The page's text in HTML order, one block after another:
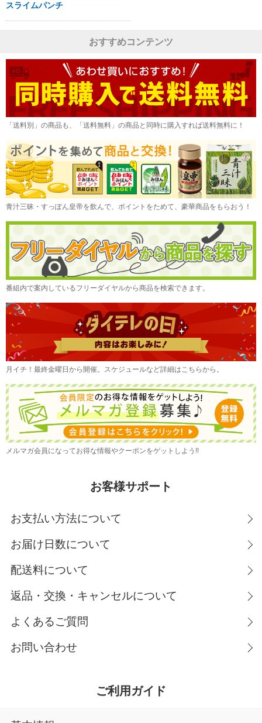
スライムパンチ
おすすめコンテンツ
「送料別」の商品も、「送料無料」の商品と同時に購入すれば送料無料に！
青汁三昧・すっぽん皇帝を飲んで、ポイントをためて、豪華商品をもらおう！
番組内で案内しているフリーダイヤルから商品を検索できます。
月イチ！最終金曜日から開催。スケジュールなど詳細はこちらから。
メルマガ会員になってお得な情報やクーポンをゲットしよう!!
お客様サポート
お支払い方法について
お届け日数について
配送料について
返品・交換・キャンセルについて
よくあるご質問
お問い合わせ
ご利用ガイド